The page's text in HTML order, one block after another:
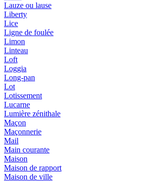
Lauze ou lause
Liberty
Lice
Ligne de foulée
Limon
Linteau
Loft
Loggia
Long-pan
Lot
Lotissement
Lucarne
Lumière zénithale
Maçon
Maçonnerie
Mail
Main courante
Maison
Maison de rapport
Maison de ville